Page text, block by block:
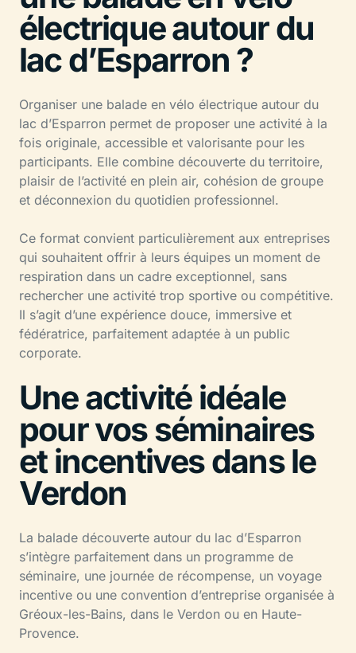
électrique autour du
lac d’Esparron ?
Organiser une balade en vélo électrique autour du
lac d’Esparron permet de proposer une activité à la
fois originale, accessible et valorisante pour les
participants. Elle combine découverte du territoire,
plaisir de l’activité en plein air, cohésion de groupe
et déconnexion du quotidien professionnel.
Ce format convient particulièrement aux entreprises
qui souhaitent offrir à leurs équipes un moment de
respiration dans un cadre exceptionnel, sans
rechercher une activité trop sportive ou compétitive.
Il s’agit d’une expérience douce, immersive et
fédératrice, parfaitement adaptée à un public
corporate.
Une activité idéale
pour vos séminaires
et incentives dans le
Verdon
La balade découverte autour du lac d’Esparron
s’intègre parfaitement dans un programme de
séminaire, une journée de récompense, un voyage
incentive ou une convention d’entreprise organisée à
Gréoux-les-Bains, dans le Verdon ou en Haute-
Provence.